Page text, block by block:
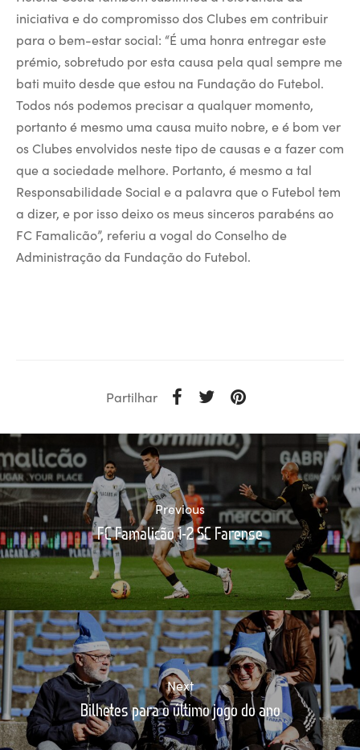
iniciativa e do compromisso dos Clubes em contribuir
para o bem-estar social: “É uma honra entregar este
prémio, sobretudo por esta causa pela qual sempre me
bati muito desde que estou na Fundação do Futebol.
Todos nós podemos precisar a qualquer momento,
portanto é mesmo uma causa muito nobre, e é bom ver
os Clubes envolvidos neste tipo de causas e a fazer com
que a sociedade melhore. Portanto, é mesmo a tal
Responsabilidade Social e a palavra que o Futebol tem
a dizer, e por isso deixo os meus sinceros parabéns ao
FC Famalicão”, referiu a vogal do Conselho de
Administração da Fundação do Futebol.
Partilhar
Previous
FC Famalicão 1-2 SC Farense
Next
Bilhetes para o último jogo do ano